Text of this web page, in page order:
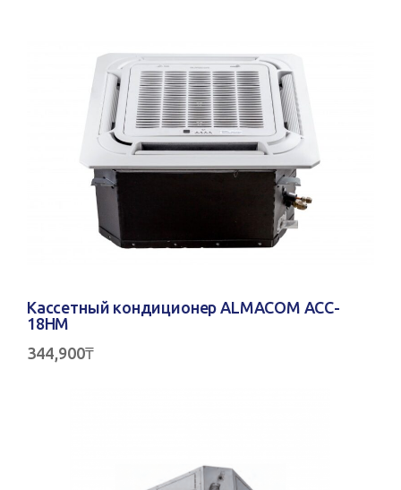
Кассетный кондиционер ALMACOM ACC-
18HM
344,900₸